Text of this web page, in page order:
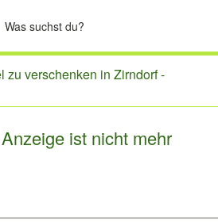
zu verschenken in Zirndorf -
ist nicht mehr